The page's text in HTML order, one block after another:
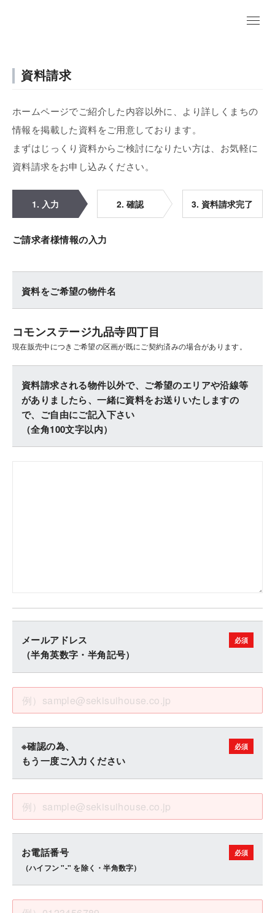
資料請求
ホームページでご紹介した内容以外に、より詳しくまちの
情報を掲載した資料をご用意しております。
まずはじっくり資料からご検討になりたい方は、お気軽に
資料請求をお申し込みください。
1. 入力 2. 確認 3. 資料請求完了
ご請求者様情報の入力
資料をご希望の物件名
コモンステージ九品寺四丁目
現在販売中につきご希望の区画が既にご契約済みの場合があります。
資料請求される物件以外で、ご希望のエリアや沿線等
がありましたら、一緒に資料をお送りいたしますの
で、ご自由にご記入下さい
（全角100文字以内）
メールアドレス
（半角英数字・半角記号）
※確認の為、
もう一度ご入力ください
お電話番号
（ハイフン "-" を除く・半角数字）